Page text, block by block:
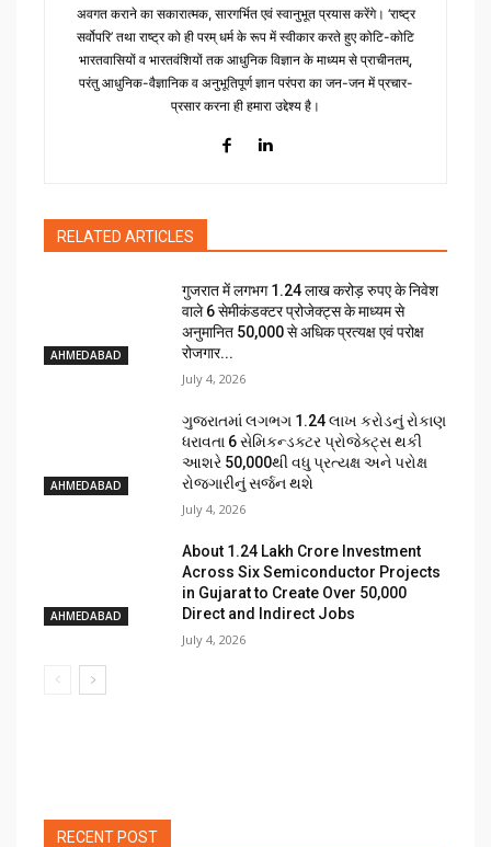
अवगत कराने का सकारात्मक, सारगर्भित एवं स्वानुभूत प्रयास करेंगे। ‘राष्ट्र
सर्वोपरि’ तथा राष्ट्र को ही परम् धर्म के रूप में स्वीकार करते हुए कोटि-कोटि
भारतवासियों व भारतवंशियों तक आधुनिक विज्ञान के माध्यम से प्राचीनतम्,
परंतु आधुनिक-वैज्ञानिक व अनुभूतिपूर्ण ज्ञान परंपरा का जन-जन में प्रचार-
प्रसार करना ही हमारा उद्देश्य है।
RELATED ARTICLES
AHMEDABAD
गुजरात में लगभग 1.24 लाख करोड़ रुपए के निवेश
वाले 6 सेमीकंडक्टर प्रोजेक्ट्स के माध्यम से
अनुमानित 50,000 से अधिक प्रत्यक्ष एवं परोक्ष
रोजगार...
July 4, 2026
AHMEDABAD
ગુજરાતમાં લગભગ ₹1.24 લાખ કરોડનું રોકાણ
ધરાવતા 6 સેમિકન્ડક્ટર પ્રોજેક્ટ્સ થકી
આશરે 50,000થી વધુ પ્રત્યક્ષ અને પરોક્ષ
રોજગારીનું સર્જન થશે
July 4, 2026
AHMEDABAD
About ₹1.24 Lakh Crore Investment
Across Six Semiconductor Projects
in Gujarat to Create Over 50,000
Direct and Indirect Jobs
July 4, 2026
RECENT POST